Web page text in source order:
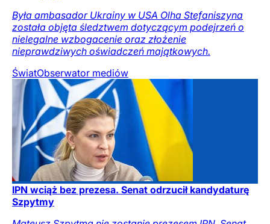
Była ambasador Ukrainy w USA Olha Stefaniszyna
została objęta śledztwem dotyczącym podejrzeń o
nielegalne wzbogacenie oraz złożenie
nieprawdziwych oświadczeń majątkowych.
ŚwiatObserwator mediów
IPN wciąż bez prezesa. Senat odrzucił kandydaturę
Szpytmy